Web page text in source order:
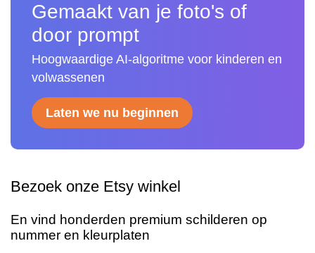
Gemaakt van je foto's of
door prompt
Hoogwaardige AI-algoritme voor kinderen en
volwassenen
Laten we nu beginnen
Bezoek onze Etsy winkel
En vind honderden premium schilderen op
nummer en kleurplaten